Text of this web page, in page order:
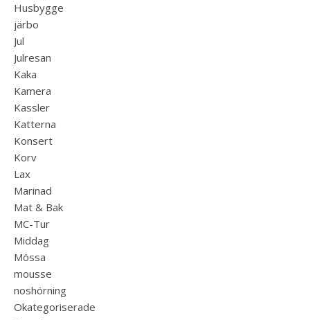
Husbygge
järbo
Jul
Julresan
Kaka
Kamera
Kassler
Katterna
Konsert
Korv
Lax
Marinad
Mat & Bak
MC-Tur
Middag
Mössa
mousse
noshörning
Okategoriserade